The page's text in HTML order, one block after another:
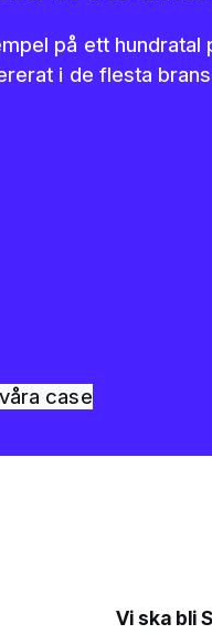
på ett hundratal
i de flesta
case
Vi ska bli